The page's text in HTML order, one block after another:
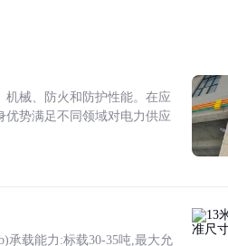
械、防火和防护性能。在应
优势满足不同领域对电力供应
承载能力:标载30-35吨,最大允